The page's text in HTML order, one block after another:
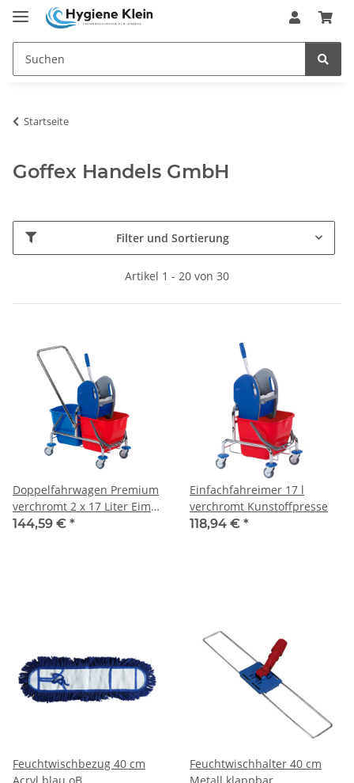
Startseite
Goffex Handels GmbH
Filter und Sortierung
Artikel 1 - 20 von 30
Doppelfahrwagen Premium
verchromt 2 x 17 Liter Eimer
+ Kunstoffpresse und
144,59 € *
Einfachfahreimer 17 l
verchromt Kunstoffpresse
118,94 € *
Feuchtwischbezug 40 cm
Feuchtwischhalter 40 cm